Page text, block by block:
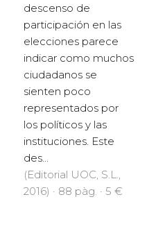
descenso de
participación en las
elecciones parece
indicar como muchos
ciudadanos se
sienten poco
representados por
los políticos y las
instituciones. Este
des...
(Editorial UOC, S.L.,
2016) · 88 pàg. · 5 €